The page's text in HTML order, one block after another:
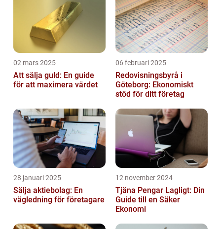
02 mars 2025
Att sälja guld: En guide
för att maximera värdet
06 februari 2025
Redovisningsbyrå i
Göteborg: Ekonomiskt
stöd för ditt företag
28 januari 2025
Sälja aktiebolag: En
vägledning för företagare
12 november 2024
Tjäna Pengar Lagligt: Din
Guide till en Säker
Ekonomi